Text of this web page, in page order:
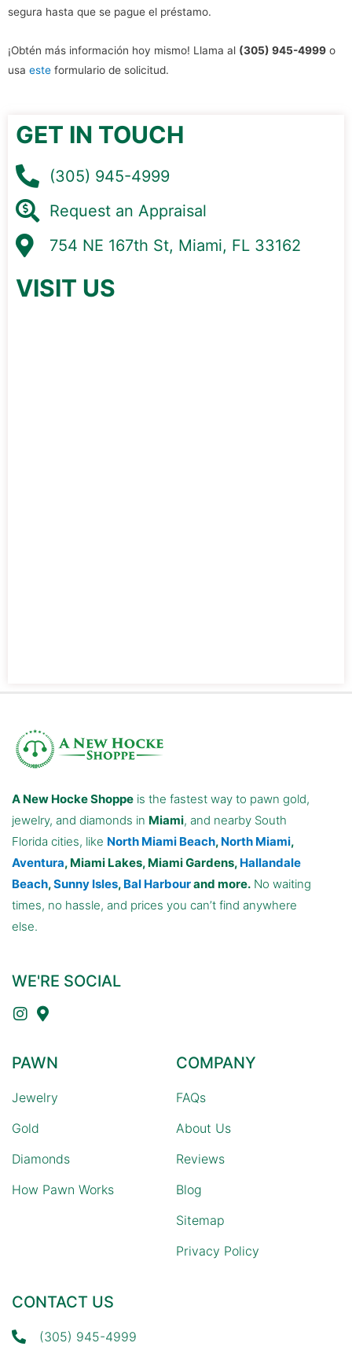
segura hasta que se pague el préstamo.
¡Obtén más información hoy mismo! Llama al (305) 945-4999 o
usa este formulario de solicitud.
GET IN TOUCH
(305) 945-4999
Request an Appraisal
754 NE 167th St, Miami, FL 33162
VISIT US
A New Hocke Shoppe is the fastest way to pawn gold,
jewelry, and diamonds in Miami, and nearby South
Florida cities, like North Miami Beach, North Miami,
Aventura, Miami Lakes, Miami Gardens, Hallandale
Beach,Sunny Isles, Bal Harbourand more. No waiting
times, no hassle, and prices you can’t find anywhere
else.
WE'RE SOCIAL
PAWN
Jewelry
Gold
Diamonds
How Pawn Works
COMPANY
FAQs
About Us
Reviews
Blog
Sitemap
Privacy Policy
CONTACT US
(305) 945-4999